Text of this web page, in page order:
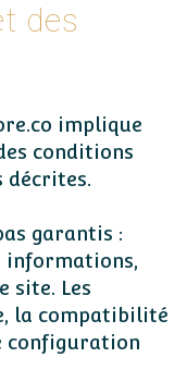
des
implique
conditions
décrites.
garantis :
informations,
site. Les
la compatibilité
configuration